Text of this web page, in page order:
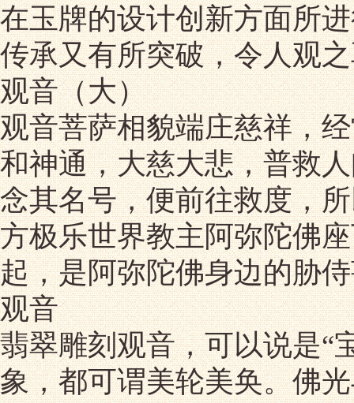
在玉牌的设计创新方面所
传承又有所突破，令人观
观音（大）
观音菩萨相貌端庄慈祥，
和神通，大慈大悲，普救
念其名号，便前往救度，
方极乐世界教主阿弥陀佛
起，是阿弥陀佛身边的胁
观音
翡翠雕刻观音，可以说是“
象，都可谓美轮美奂。佛